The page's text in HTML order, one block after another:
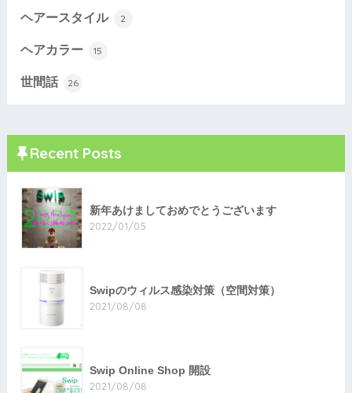
ヘアースタイル 2
ヘアカラー 15
世間話 26
Recent Posts
新年あけましておめでとうございます
2022/01/05
Swipのウィルス感染対策（空間対策）
2021/08/08
Swip Online Shop 開設
2021/08/08